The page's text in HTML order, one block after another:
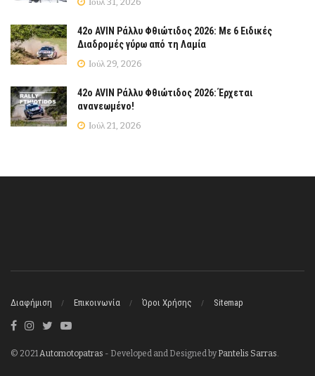
42ο AVIN Ράλλυ Φθιώτιδος 2026: Με 6 Ειδικές
Διαδρομές γύρω από τη Λαμία
Ιούλ 29, 2026
42ο AVIN Ράλλυ Φθιώτιδος 2026: Έρχεται
ανανεωμένο!
Ιούλ 21, 2026
Διαφήμιση Επικοινωνία Όροι Χρήσης Sitemap
© 2021Automotopatras - Developed and Designed byPantelis Sarras.